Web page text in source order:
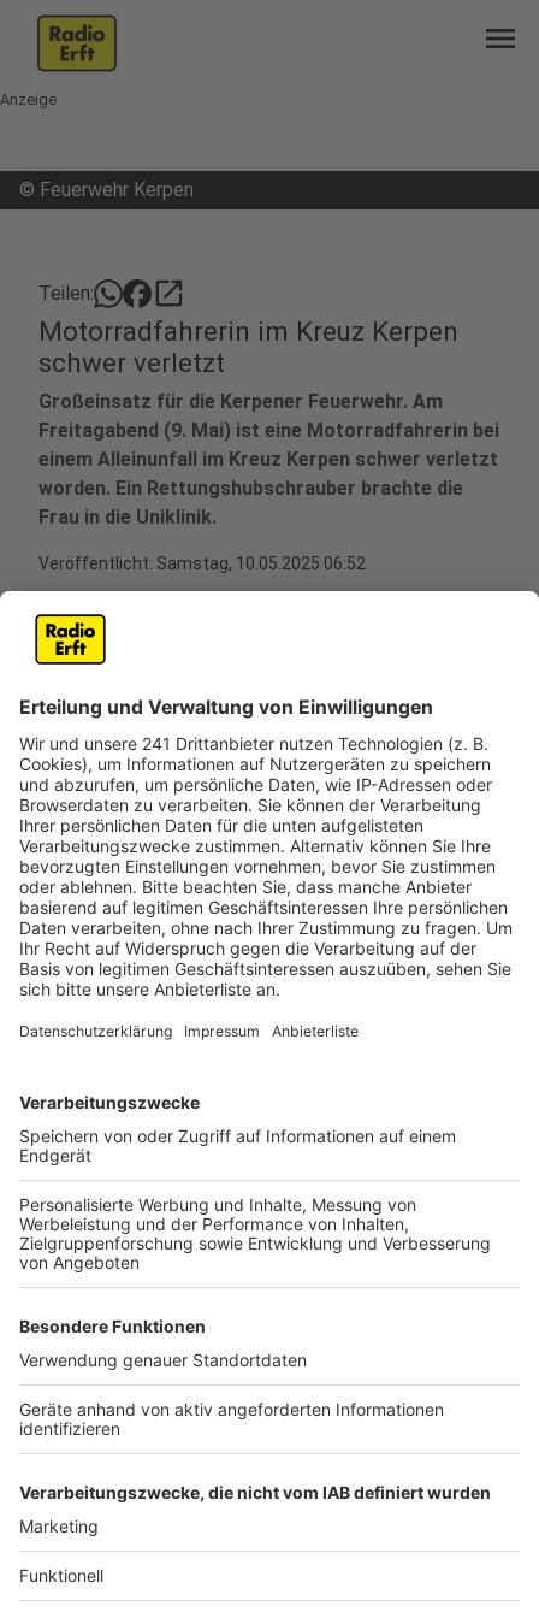
menu
Anzeige
© Feuerwehr Kerpen
Teilen: open_in_new
Motorradfahrerin im Kreuz Kerpen
schwer verletzt
Großeinsatz für die Kerpener Feuerwehr. Am
Freitagabend (9. Mai) ist eine Motorradfahrerin bei
einem Alleinunfall im Kreuz Kerpen schwer verletzt
worden. Ein Rettungshubschrauber brachte die
Frau in die Uniklinik.
Veröffentlicht: Samstag, 10.05.2025 06:52
Anzeige
Rettungshubschrauber im Einsatz
Anzeige
Ein schwerer Unfall im Kreuz Kerpen hat am
Freitagabend (9. Mai) für lange Staus gesorgt. Dort
war eine Motorradfahrerin bei einem Alleinunfall auf
der Auffahrt zur A61 schwer verletzt worden. Nach
der Versorgung durch eine Notärztin wurde die Frau
mit dem Hubschrauber in die Uniklinik geflogen, heißt
es von der Kerpener Feuerwehr. Während der
waren Teile der Autobahn gesperrt.
Anzeige
Weitere Themen von Rhein und Erft
Anzeige
Haushaltskrise
Köln plant Lachgasverbot
Offene Gartenpforte auch im Rhein-Erft-Kreis
Anzeige